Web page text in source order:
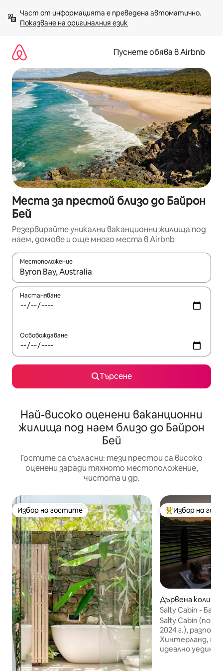
към
съдържанието
Показване на оригиналния език
Пуснете обява в Airbnb
Места за престой близо до Байрон
Бей
Резервирайте уникални ваканционни жилища под
наем, домове и още много места в Airbnb
Местоположение
Когато резултатите се покажат, използвайте
Настаняване
Освобождаване
Търсене
Най-високо оценени ваканционни
жилища под наем близо до Байрон
Бей
Гостите са съгласни: тези престои са високо
оценени заради тяхното местоположение,
чистота и др.
Избор на гостите
Избор на гостите Най-популярен
Избор на
Дървена колиба
Salty Cabin -
Salty Cabin
2024 г.),
Хинтерланд,
идеално